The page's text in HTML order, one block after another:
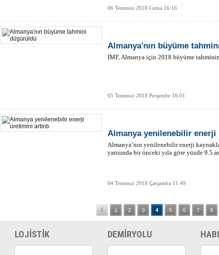
06 Temmuz 2018 Cuma 16:16
Almanya'nın büyüme
IMF, Almanya için 2018 büyüme
05 Temmuz 2018 Perşembe 16:01
Almanya yenilenebilir enerji
Almanya’nın yenilenebilir enerji
yarısında bir önceki yıla göre yüzde 9.5
04 Temmuz 2018 Çarşamba 11:49
1 2 3 4 5 6 7 8
LOJİSTİK DEMİRYOLU